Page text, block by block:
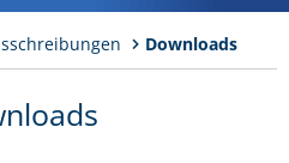
Downloads